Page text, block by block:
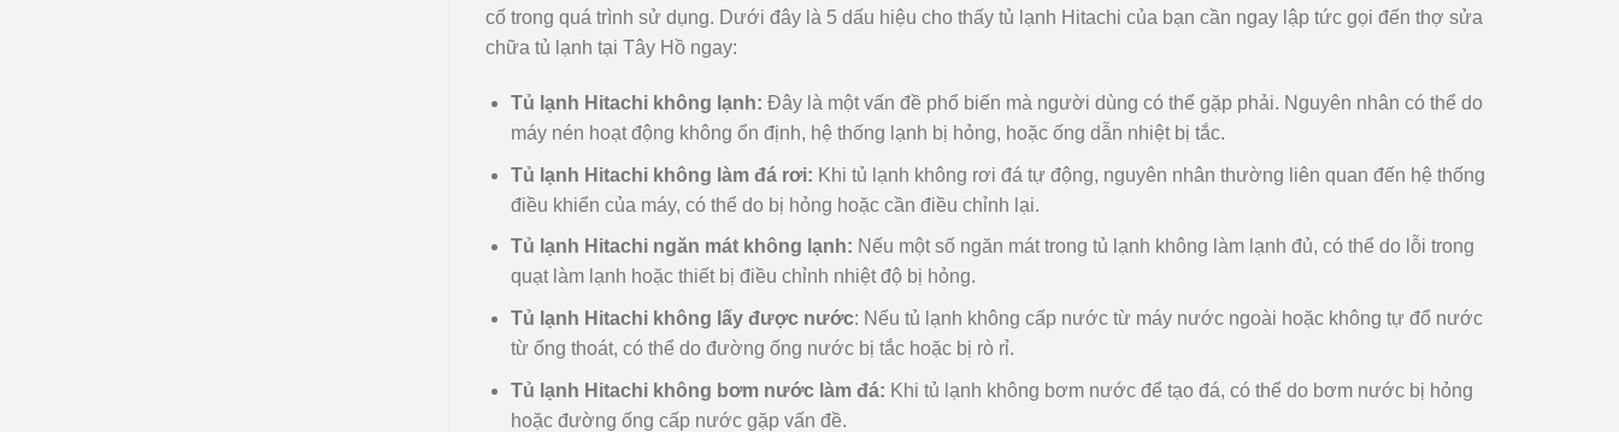
cố trong quá trình sử dụng. Dưới đây là 5 dấu hiệu cho thấy tủ lạnh Hitachi của bạn cần ngay lập tức gọi đến thợ sửa
chữa tủ lạnh tại Tây Hồ ngay:
Tủ lạnh Hitachi không lạnh: Đây là một vấn đề phổ biến mà người dùng có thể gặp phải. Nguyên nhân có thể do
máy nén hoạt động không ổn định, hệ thống lạnh bị hỏng, hoặc ống dẫn nhiệt bị tắc.
Tủ lạnh Hitachi không làm đá rơi: Khi tủ lạnh không rơi đá tự động, nguyên nhân thường liên quan đến hệ thống
điều khiển của máy, có thể do bị hỏng hoặc cần điều chỉnh lại.
Tủ lạnh Hitachi ngăn mát không lạnh: Nếu một số ngăn mát trong tủ lạnh không làm lạnh đủ, có thể do lỗi trong
quạt làm lạnh hoặc thiết bị điều chỉnh nhiệt độ bị hỏng.
Tủ lạnh Hitachi không lấy được nước: Nếu tủ lạnh không cấp nước từ máy nước ngoài hoặc không tự đổ nước
từ ống thoát, có thể do đường ống nước bị tắc hoặc bị rò rỉ.
Tủ lạnh Hitachi không bơm nước làm đá: Khi tủ lạnh không bơm nước để tạo đá, có thể do bơm nước bị hỏng
hoặc đường ống cấp nước gặp vấn đề.